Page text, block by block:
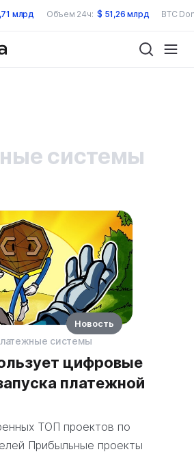
млрд Объем 24ч: $ 51,26 млрд BTC
системы
системы
цифровые
платежной
ТОП проектов по
Прибыльные проекты
Новость